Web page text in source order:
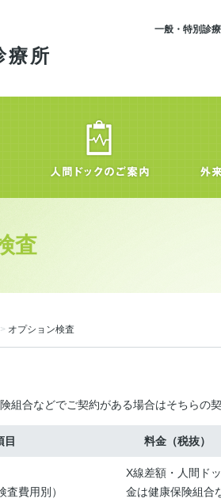
療所
一般・特別診療
査
オプション検査
組合などでご契約がある場合はそちらの
目 料金（税抜）
査費用別）
X線差額・人間ド
金は健康保険組合